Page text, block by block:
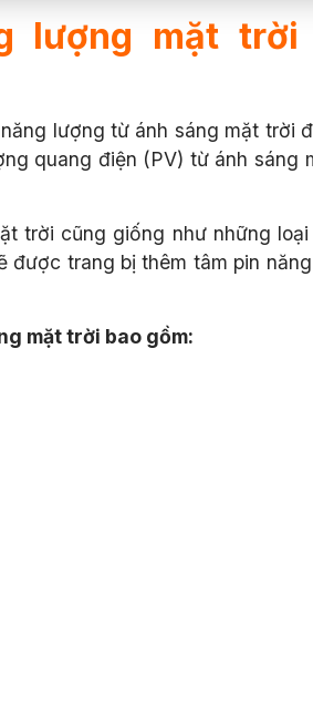
lượng mặt trời
lượng từ ánh sáng mặt trời
quang điện (PV) từ ánh sáng
trời cũng giống như những
trang bị thêm tâm pin
mặt trời bao gồm: